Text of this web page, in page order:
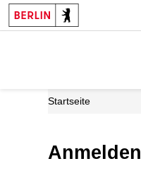
Startseite
Anmelden